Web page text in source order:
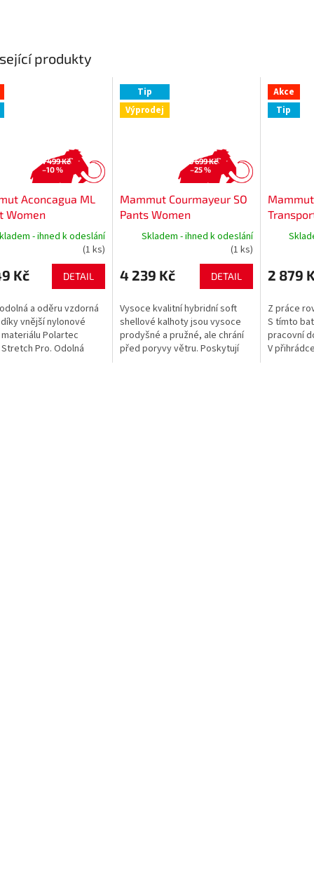
produkty
4 499 Kč
–10 %
Aconcagua ML
Women
- ihned k odeslání
(1 ks)
Kč DETAIL
a oděru vzdorná
vnější nylonové
Polartec
Pro. Odolná
Tip
Výprodej
5 699 Kč
–25 %
Mammut Courmayeur SO
Pants Women
Skladem - ihned k odeslání
(1 ks)
4 239 Kč DETAIL
Vysoce kvalitní hybridní soft
shellové kalhoty jsou vysoce
prodyšné a pružné, ale chrání
před poryvy větru. Poskytují
Akce
Tip
2 879
Z práce
S tímto
pracovní
V